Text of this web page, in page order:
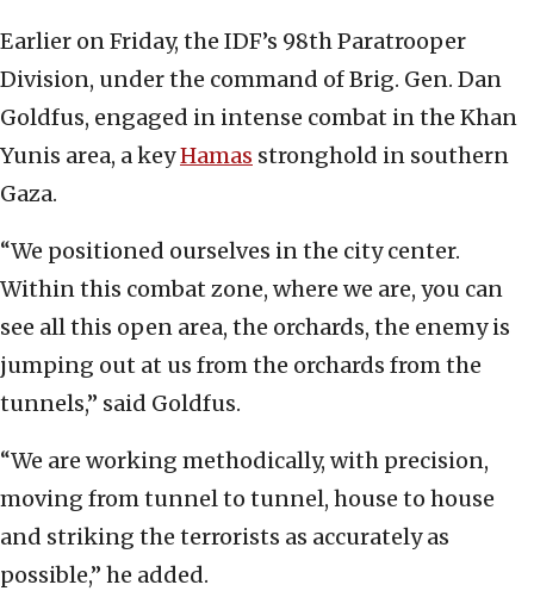
Earlier on Friday, the IDF’s 98th Paratrooper
Division, under the command of Brig. Gen. Dan
Goldfus, engaged in intense combat in the Khan
Yunis area, a keyHamas stronghold in southern
Gaza.
“We positioned ourselves in the city center.
Within this combat zone, where we are, you can
see all this open area, the orchards, the enemy is
jumping out at us from the orchards from the
tunnels,” said Goldfus.
“We are working methodically, with precision,
moving from tunnel to tunnel, house to house
and striking the terrorists as accurately as
possible,” he added.